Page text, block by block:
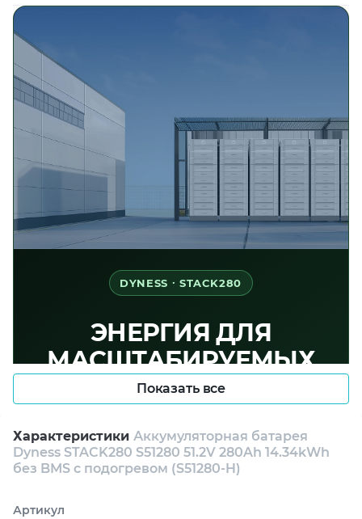
DYNESS · STACK280
ЭНЕРГИЯ ДЛЯ
МАСШТАБИРУЕМЫХ
СИСТЕМ
Dyness S51280-H с подогревом для
системы STACK280
номинальной энергией 14.34 кВт·ч,
Показать все
Характеристики Аккумуляторная батарея
Dyness STACK280 S51280 51.2V 280Ah 14.34kWh
без BMS с подогревом (S51280-H)
Артикул